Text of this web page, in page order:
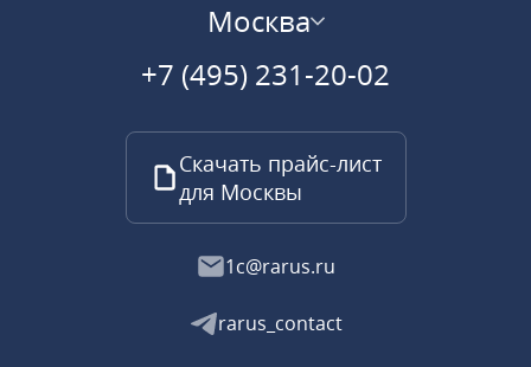
Москва
+7 (495) 231-20-02
Скачать прайс-лист
для Москвы
1c@rarus.ru
rarus_contact